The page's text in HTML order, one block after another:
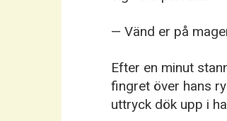
— Vänd er på
Efter en minut
fingret över hans
uttryck dök upp i